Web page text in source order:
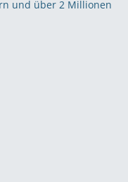
und über 2 Millionen